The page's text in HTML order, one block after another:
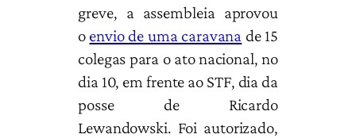
greve, a assembleia aprovou
o envio de uma caravana de 15
colegas para o ato nacional, no
dia 10, em frente ao STF, dia da
posse de Ricardo
Lewandowski. Foi autorizado,